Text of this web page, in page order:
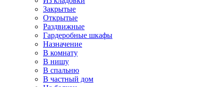
Закрытые
Открытые
Раздвижные
Гардеробные шкафы
Назначение
В комнату
В нишу
В спальню
В частный дом